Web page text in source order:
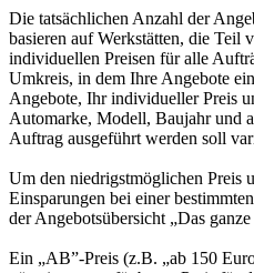
Die tatsächlichen Anzahl der
basieren auf Werkstätten, die Teil
individuellen Preisen für alle
Umkreis, in dem Ihre Angebote
Angebote, Ihr individueller Preis
Automarke, Modell, Baujahr und
Auftrag ausgeführt werden soll
Um den niedrigstmöglichen Preis
Einsparungen bei einer
der Angebotsübersicht „Das
Ein „AB”-Preis (z.B. „ab 150